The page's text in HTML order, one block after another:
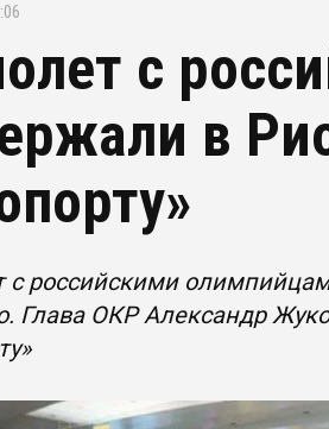
с
в
с российскими
Глава ОКР Александр